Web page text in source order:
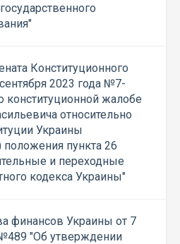
Конституционного
2023 года №7-
конституционной жалобе
относительно
Украины
положения пункта 26
и переходные
кодекса Украины"
финансов Украины от 7
"Об утверждении